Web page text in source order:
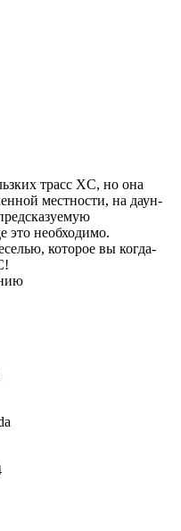
трасс XC, но она
местности, на даун-
это необходимо.
которое вы когда-